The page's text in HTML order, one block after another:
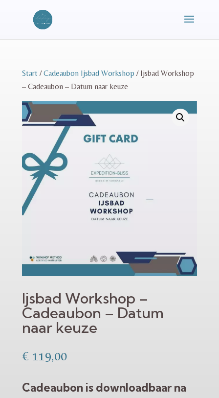
Start /Cadeaubon Ijsbad Workshop / Ijsbad Workshop
– Cadeaubon – Datum naar keuze
Ijsbad Workshop –
Cadeaubon – Datum
naar keuze
€ 119,00
Cadeaubon is downloadbaar na